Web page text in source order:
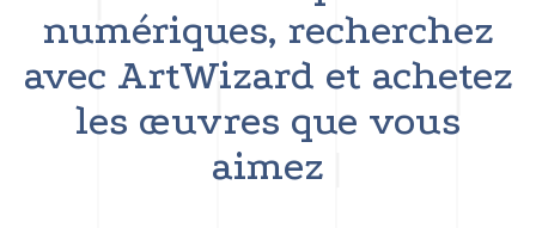
numériques, recherchez
avec ArtWizard et achetez
les œuvres que vous
aimez